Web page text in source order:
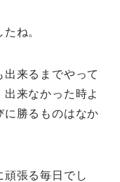
ね。
来るまでやって
来なかった時よ
に勝るものはなか
張る毎日でし